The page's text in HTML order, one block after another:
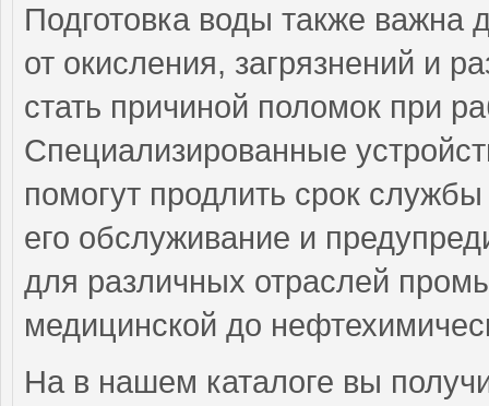
Подготовка воды также важна
от окисления, загрязнений и
стать причиной поломок при
Специализированные
помогут продлить срок
его обслуживание и
для различных отраслей
медицинской до
На в нашем каталоге вы